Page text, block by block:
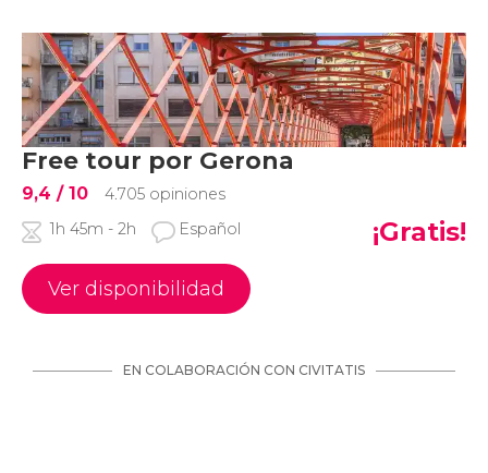
Free tour por Gerona
9,4 / 10
4.705 opiniones
1h 45m - 2h
Español ¡Gratis!
Ver disponibilidad
EN COLABORACIÓN CON CIVITATIS